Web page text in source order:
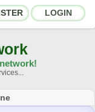
LOGIN